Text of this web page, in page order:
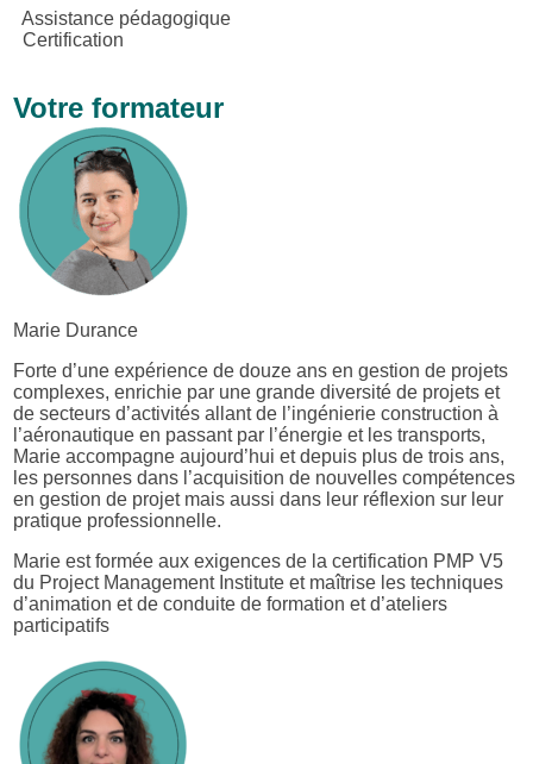
Assistance pédagogique
Certification
Votre formateur
Marie Durance
Forte d’une expérience de douze ans en gestion de projets
complexes, enrichie par une grande diversité de projets et
de secteurs d’activités allant de l’ingénierie construction à
l’aéronautique en passant par l’énergie et les transports,
Marie accompagne aujourd’hui et depuis plus de trois ans,
les personnes dans l’acquisition de nouvelles compétences
en gestion de projet mais aussi dans leur réflexion sur leur
pratique professionnelle.
Marie est formée aux exigences de la certification PMP V5
du Project Management Institute et maîtrise les techniques
d’animation et de conduite de formation et d’ateliers
participatifs